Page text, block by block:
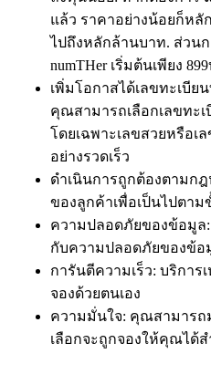
แล้ว ราคาอย่างน้อยก็หลั
ไปถึงหลักล้านบาท. ส่วนก
numTHer เริ่มต้นเพียง
เพิ่มโอกาสได้เลขทะเบีย
คุณสามารถเลือกเลขทะเ
โดยเฉพาะเลขสวยหรือ
อย่างรวดเร็ว
ดำเนินการถูกต้องตามก
ของลูกค้าเพื่อเป็นไปตา
ความปลอดภัยของข้อมูล
กับความปลอดภัยของข้
การันตีความเร็ว: บริการ
จองด้วยตนเอง
ความมั่นใจ: คุณสามารถ
เลือกจะถูกจองให้คุณได้ส